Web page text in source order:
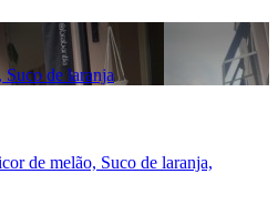
de laranja
de melão, Suco de laranja,